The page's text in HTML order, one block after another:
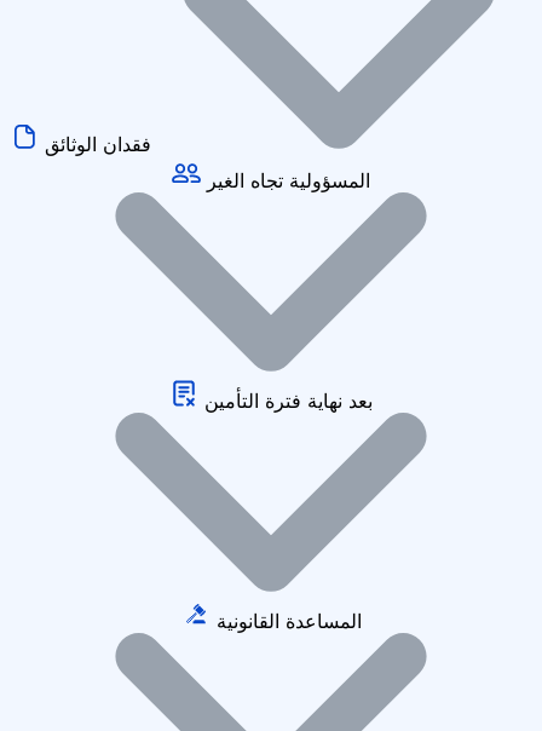
المسؤولية تجاه الغير
بعد نهاية فترة التأمين
المساعدة القانونية